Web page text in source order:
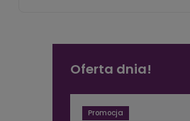
Oferta dnia!
Promocja